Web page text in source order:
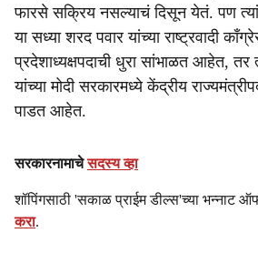
फारसे सक्रिय नसल्याचं दिसून येतं. पण
या सध्या शरद पवार यांच्या राष्ट्रवादी
प्रदेशाध्यक्षपदाची धुरा सांभाळत आहेत, तर
यांच्या मोदी सरकारमध्ये केंद्रीय
पाडत आहेत.
सरकारनामाचेसदस्य व्हा
शॉपिंगसाठी 'सकाळ प्राईम डील्स'च्या भन्नाट
करा.